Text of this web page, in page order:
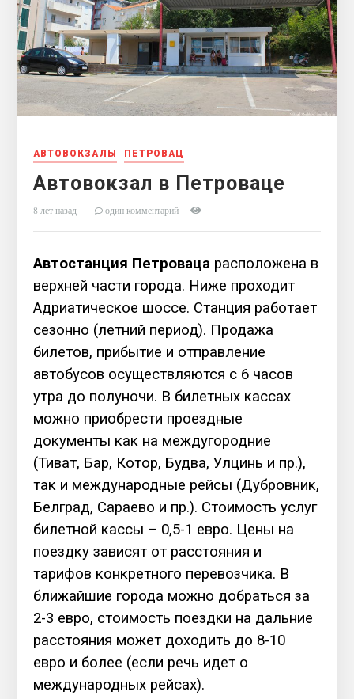
АВТОВОКЗАЛЫ ПЕТРОВАЦ
Автовокзал в Петроваце
8 лет назад один комментарий
Автостанция Петроваца расположена в
верхней части города. Ниже проходит
Адриатическое шоссе. Станция работает
сезонно (летний период). Продажа
билетов, прибытие и отправление
автобусов осуществляются с 6 часов
утра до полуночи. В билетных кассах
можно приобрести проездные
документы как на междугородние
(Тиват, Бар, Котор, Будва, Улцинь и пр.),
так и международные рейсы (Дубровник,
Белград, Сараево и пр.). Стоимость услуг
билетной кассы – 0,5-1 евро. Цены на
поездку зависят от расстояния и
тарифов конкретного перевозчика. В
ближайшие города можно добраться за
2-3 евро, стоимость поездки на дальние
расстояния может доходить до 8-10
евро и более (если речь идет о
международных рейсах).